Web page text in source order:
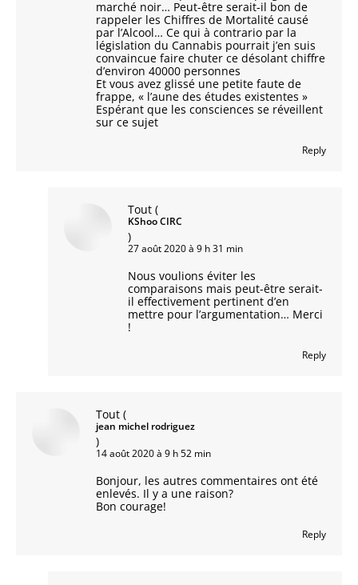
marché noir… Peut-être serait-il bon de
rappeler les Chiffres de Mortalité causé
par l’Alcool… Ce qui à contrario par la
législation du Cannabis pourrait j’en suis
convaincue faire chuter ce désolant chiffre
d’environ 40000 personnes
Et vous avez glissé une petite faute de
frappe, « l’aune des études existentes »
Espérant que les consciences se réveillent
sur ce sujet
Reply
Tout (
KShoo CIRC
)
27 août 2020 à 9 h 31 min
Nous voulions éviter les
comparaisons mais peut-être serait-
il effectivement pertinent d’en
mettre pour l’argumentation… Merci
!
Reply
Tout (
jean michel rodriguez
)
14 août 2020 à 9 h 52 min
Bonjour, les autres commentaires ont été
enlevés. Il y a une raison?
Bon courage!
Reply